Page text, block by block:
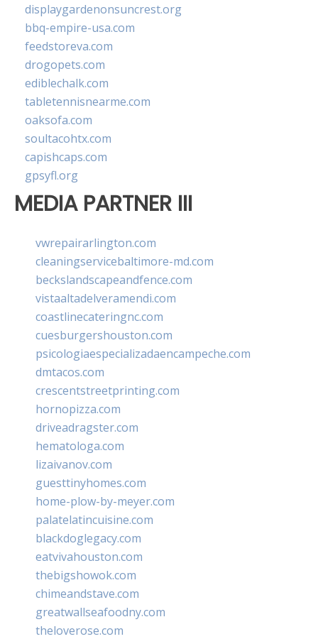
displaygardenonsuncrest.org
bbq-empire-usa.com
feedstoreva.com
drogopets.com
ediblechalk.com
tabletennisnearme.com
oaksofa.com
soultacohtx.com
capishcaps.com
gpsyfl.org
MEDIA PARTNER III
vwrepairarlington.com
cleaningservicebaltimore-md.com
beckslandscapeandfence.com
vistaaltadelveramendi.com
coastlinecateringnc.com
cuesburgershouston.com
psicologiaespecializadaencampeche.com
dmtacos.com
crescentstreetprinting.com
hornopizza.com
driveadragster.com
hematologa.com
lizaivanov.com
guesttinyhomes.com
home-plow-by-meyer.com
palatelatincuisine.com
blackdoglegacy.com
eatvivahouston.com
thebigshowok.com
chimeandstave.com
greatwallseafoodny.com
theloverose.com